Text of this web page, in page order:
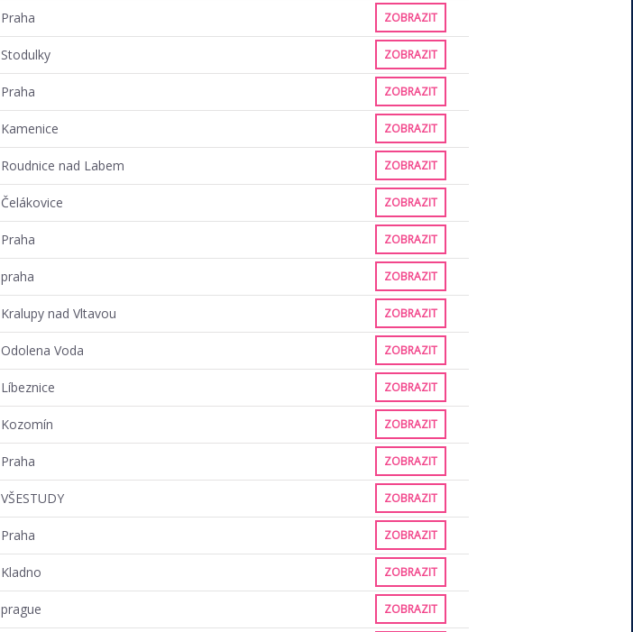
Praha ZOBRAZIT
Stodulky ZOBRAZIT
Praha ZOBRAZIT
Kamenice ZOBRAZIT
Roudnice nad Labem ZOBRAZIT
Čelákovice ZOBRAZIT
Praha ZOBRAZIT
praha ZOBRAZIT
Kralupy nad Vltavou ZOBRAZIT
Odolena Voda ZOBRAZIT
Líbeznice ZOBRAZIT
Kozomín ZOBRAZIT
Praha ZOBRAZIT
VŠESTUDY ZOBRAZIT
Praha ZOBRAZIT
Kladno ZOBRAZIT
prague ZOBRAZIT